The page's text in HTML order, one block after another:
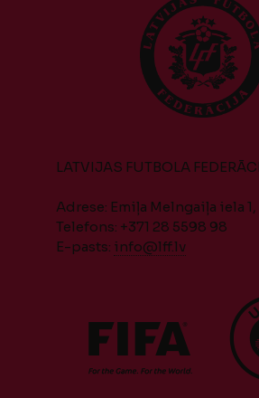
LATVIJAS FUTBOLA
Adrese: Emiļa Melngaiļa iela 1,
Telefons: +371 28 5598 98
E-pasts: info@lff.lv